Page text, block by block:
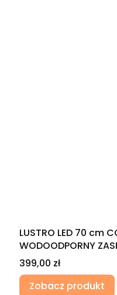
LUSTRO LED 70 cm
WODOODPORNY
Cena
399,00 zł
Zobacz produkt